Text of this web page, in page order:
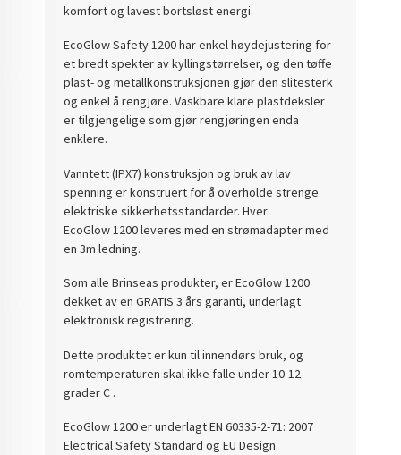
komfort og lavest bortsløst energi.
EcoGlow Safety 1200 har enkel høydejustering for
et bredt spekter av kyllingstørrelser, og den tøffe
plast- og metallkonstruksjonen gjør den slitesterk
og enkel å rengjøre. Vaskbare klare plastdeksler
er tilgjengelige som gjør rengjøringen enda
enklere.
Vanntett (IPX7) konstruksjon og bruk av lav
spenning er konstruert for å overholde strenge
elektriske sikkerhetsstandarder. Hver
EcoGlow 1200 leveres med en strømadapter med
en 3m ledning.
Som alle Brinseas produkter, er EcoGlow 1200
dekket av en GRATIS 3 års garanti, underlagt
elektronisk registrering.
Dette produktet er kun til innendørs bruk, og
romtemperaturen skal ikke falle under 10-12
grader C .
EcoGlow 1200 er underlagt EN 60335-2-71: 2007
Electrical Safety Standard og EU Design